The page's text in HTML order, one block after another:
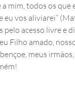
mim, todos os que
eu vos aliviarei”
pelo acesso livre e
Filho amado,
meus